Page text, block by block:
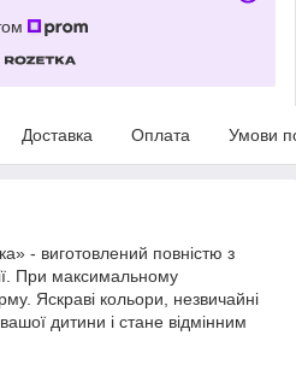
Доставка Оплата Умови
- виготовлений повністю з
При максимальному
Яскраві кольори, незвичайні
дитини і стане відмінним